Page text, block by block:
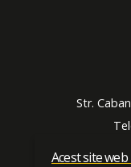
Str.
Acest site